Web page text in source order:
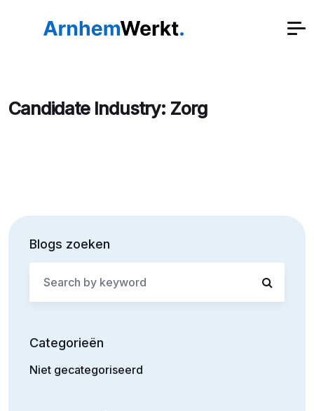
Candidate Industry: Zorg
Blogs zoeken
for:
Categorieën
Niet gecategoriseerd